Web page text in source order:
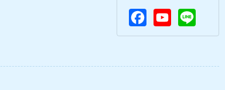
F
c
Y
u